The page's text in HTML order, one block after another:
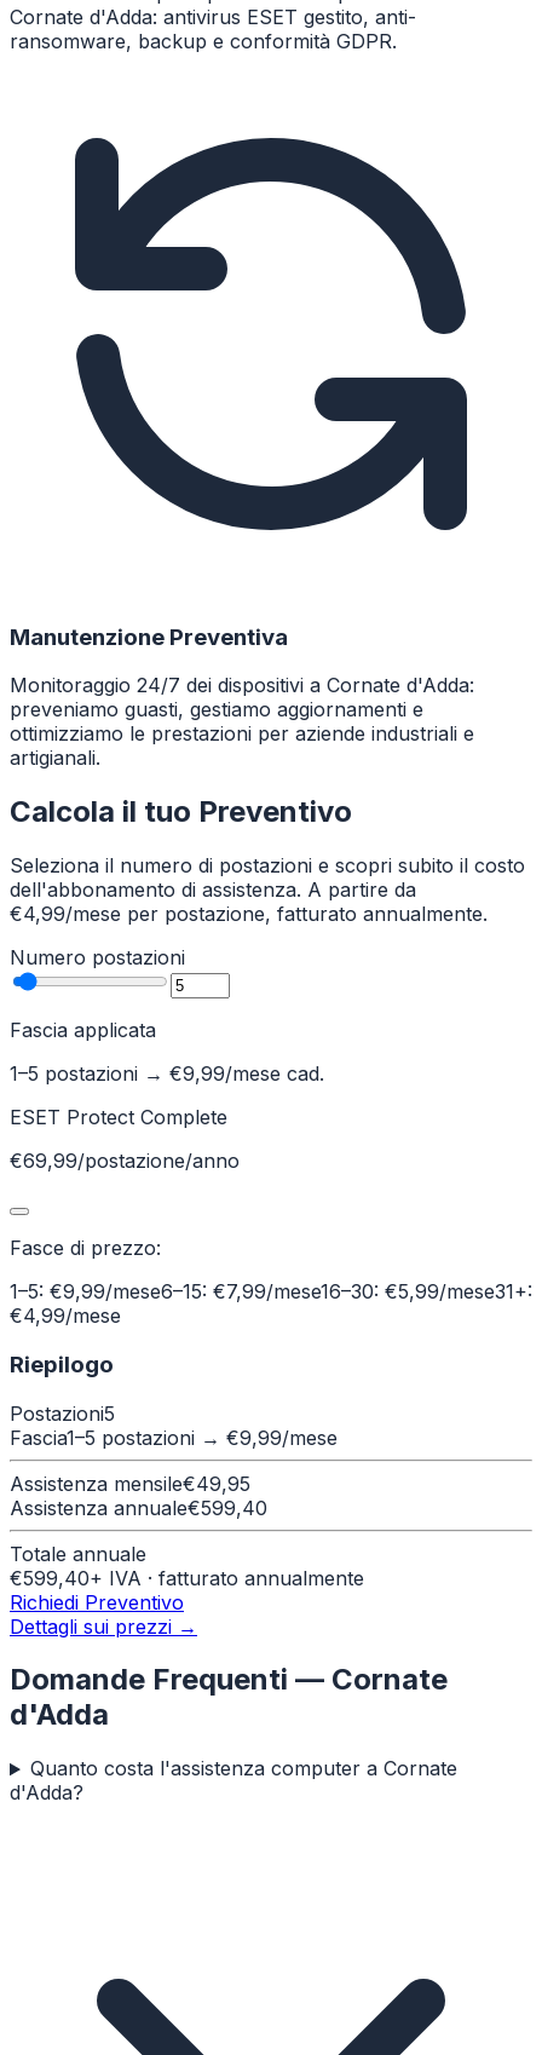
Cornate d'Adda: antivirus ESET gestito, anti-
ransomware, backup e conformità GDPR.
Manutenzione Preventiva
Monitoraggio 24/7 dei dispositivi a Cornate d'Adda:
preveniamo guasti, gestiamo aggiornamenti e
ottimizziamo le prestazioni per aziende industriali e
artigianali.
Calcola il tuo Preventivo
Seleziona il numero di postazioni e scopri subito il costo
dell'abbonamento di assistenza. A partire da
€4,99/mese per postazione, fatturato annualmente.
Numero postazioni
Fascia applicata
1–5 postazioni → €9,99/mese cad.
ESET Protect Complete
€69,99/postazione/anno
Fasce di prezzo:
1–5: €9,99/mese6–15: €7,99/mese16–30: €5,99/mese31+:
€4,99/mese
Riepilogo
Postazioni5
Fascia1–5 postazioni → €9,99/mese
Assistenza mensile€49,95
Assistenza annuale€599,40
Totale annuale
€599,40+ IVA · fatturato annualmente
Richiedi Preventivo
Dettagli sui prezzi →
Domande Frequenti — Cornate
d'Adda
Quanto costa l'assistenza computer a Cornate
d'Adda?